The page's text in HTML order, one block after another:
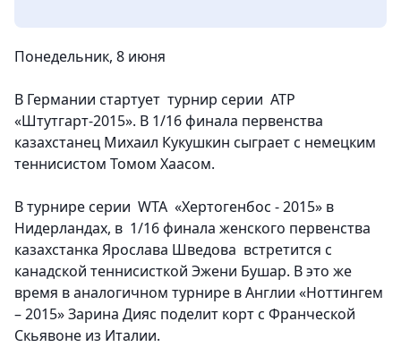
Понедельник, 8 июня
В Германии стартует турнир серии ATP
«Штутгарт-2015». В 1/16 финала первенства
казахстанец Михаил Кукушкин сыграет с немецким
теннисистом Томом Хаасом.
В турнире серии WTA «Хертогенбос - 2015» в
Нидерландах, в 1/16 финала женского первенства
казахстанка Ярослава Шведова встретится с
канадской теннисисткой Эжени Бушар. В это же
время в аналогичном турнире в Англии «Ноттингем
– 2015» Зарина Дияс поделит корт с Франческой
Скьявоне из Италии.